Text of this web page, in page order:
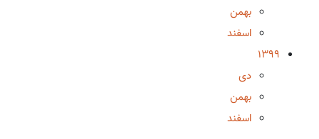
بهمن
اسفند
1399
دی
بهمن
اسفند